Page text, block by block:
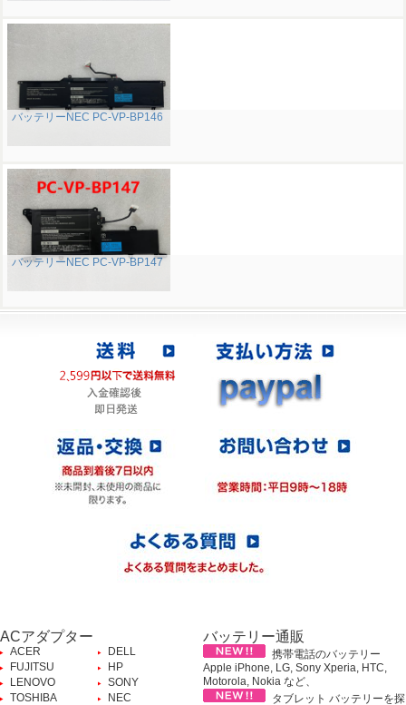
バッテリーNEC PC-VP-BP146
バッテリーNEC PC-VP-BP147
ACアダプター
ACER
DELL
FUJITSU
HP
LENOVO
SONY
TOSHIBA
NEC
バッテリー通販
携帯電話のバッテリー
Apple iPhone, LG, Sony Xperia, HTC,
Motorola, Nokia など、
タブレット バッテリーを探